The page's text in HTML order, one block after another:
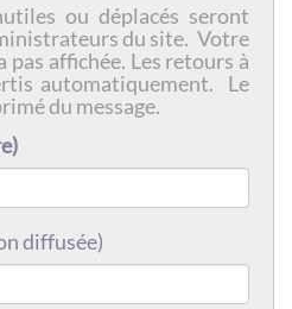
ou déplacés seront
du site. Votre
pas affichée. Les retours à
automatiquement. Le
du message.
diffusée)